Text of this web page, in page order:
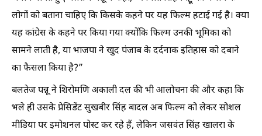
लोगों को बताना चाहिए कि किसके कहने पर यह फिल्म हटाई गई है। क्या
यह कांग्रेस के कहने पर किया गया क्योंकि फिल्म उनकी भूमिका को
सामने लाती है, या भाजपा ने खुद पंजाब के दर्दनाक इतिहास को दबाने
का फैसला किया है?”
बलतेज पन्नू ने शिरोमणि अकाली दल की भी आलोचना की और कहा कि
भले ही उसके प्रेसिडेंट सुखबीर सिंह बादल अब फिल्म को लेकर सोशल
मीडिया पर इमोशनल पोस्ट कर रहे हैं, लेकिन जसवंत सिंह खालरा के